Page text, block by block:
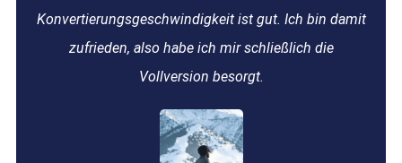
Konvertierungsgeschwindigkeit ist gut. Ich bin damit
zufrieden, also habe ich mir schließlich die
Vollversion besorgt.